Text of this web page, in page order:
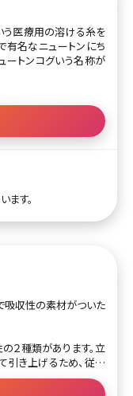
う医療用の溶ける糸を
有名なニュートンにち
ートンコグいう名称が
の糸と異なり、糸自体
引き上げる力が強く、
らリフトアップ効果を
吸収されていきます
れた後もたるみ改善
術を受けるとさらに
ます。肌に異物を残し
適した施術と言える
ます。
吸収性の素材がついた
２種類があります。立
き上げるため、従来
トアップ効果が期待